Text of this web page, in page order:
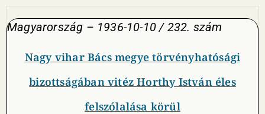
Magyarország – 1936-10-10 / 232. szám
Nagy vihar Bács megye törvényhatósági
bizottságában vitéz Horthy István éles
felszólalása körül